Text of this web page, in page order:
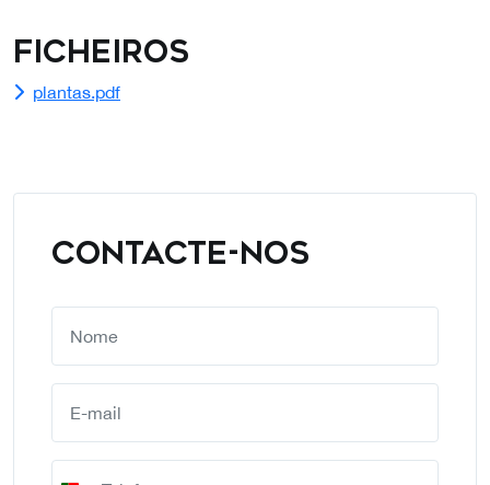
Ficheiros
plantas.pdf
CONTACTE-NOS